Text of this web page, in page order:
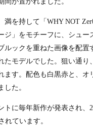
満を持して「 WHY NOT
ジ」をモチーフに、シュー
ルックを重ねた画像を配置
たモデルでした。狙い通り
ます。配色も白黒赤と、オ
した。
トに毎年新作が発表され、
れています。